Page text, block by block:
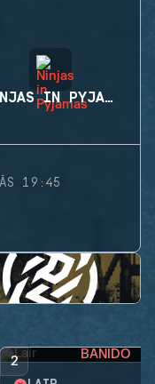
NINJAS IN PYJAMAS
19:45
2 BANIDO